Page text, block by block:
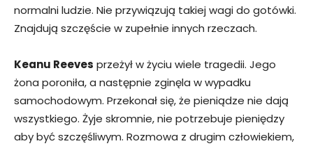
normalni ludzie. Nie przywiązują takiej wagi do gotówki.
Znajdują szczęście w zupełnie innych rzeczach.
Keanu Reeves przeżył w życiu wiele tragedii. Jego
żona poroniła, a następnie zginęla w wypadku
samochodowym. Przekonał się, że pieniądze nie dają
wszystkiego. Żyje skromnie, nie potrzebuje pieniędzy
aby być szczęśliwym. Rozmowa z drugim człowiekiem,